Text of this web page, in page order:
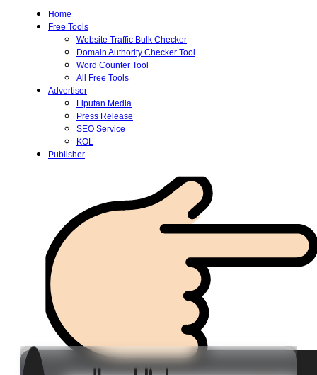
Home
Free Tools
Website Traffic Bulk Checker
Domain Authority Checker Tool
Word Counter Tool
All Free Tools
Advertiser
Liputan Media
Press Release
SEO Service
KOL
Publisher